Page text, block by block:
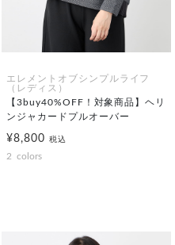
エレメントオブシンプルライフ
（レディス）
【3buy40%OFF！対象商品】ヘリ
ンジャカードプルオーバー
¥8,800 税込
2 colors